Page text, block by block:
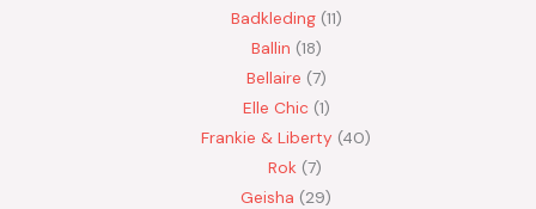
Badkleding 11
Ballin 18
Bellaire 7
Elle Chic 1
Frankie & Liberty 40
Rok 7
Geisha
29